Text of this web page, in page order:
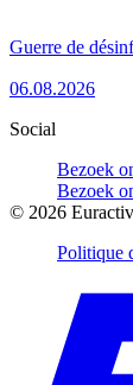
Guerre de
06.08.2026
Social
Bezoek
Bezoek
© 2026
Politique